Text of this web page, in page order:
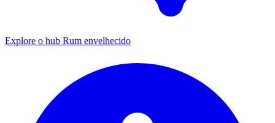
Explore o hub Rum envelhecido